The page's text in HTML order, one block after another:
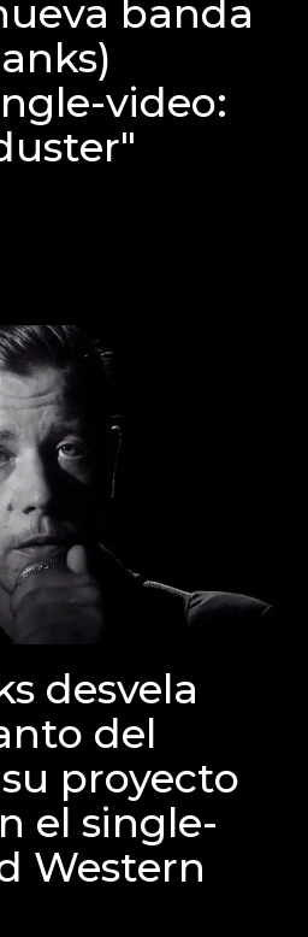
banda
video:
desvela
del
proyecto
el single-
Western